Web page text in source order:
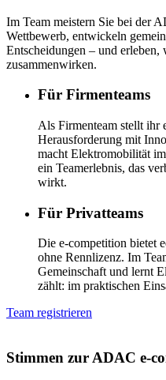
Im Team meistern Sie bei der
Wettbewerb, entwickeln
Entscheidungen – und
zusammenwirken.
Für Firmenteams
Als Firmenteam stellt ihr
Herausforderung mit
macht Elektromobilität
ein Teamerlebnis, das
wirkt.
Für Privatteams
Die e‑competition bietet
ohne Rennlizenz. Im
Gemeinschaft und lernt
zählt: im praktischen
Team registrieren
Stimmen zur ADAC e-